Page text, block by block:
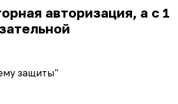
авторизация, а с 1
защиты"